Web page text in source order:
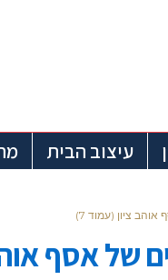
עיצוב הבית
ציון (עמוד 7)
שלאסף